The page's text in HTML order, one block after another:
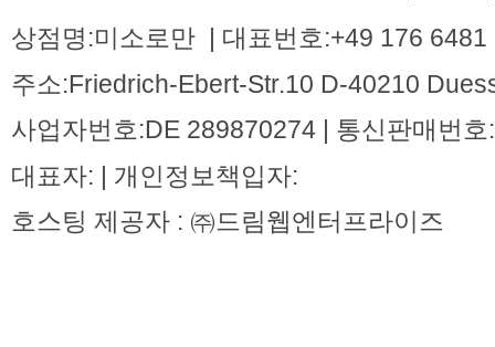
상점명:미소로만 | 대표번호:+49 176 6481
주소:Friedrich-Ebert-Str.10 D-40210
사업자번호:DE 289870274 | 통신판매번호:
대표자: | 개인정보책입자:
호스팅 제공자 : ㈜드림웹엔터프라이즈